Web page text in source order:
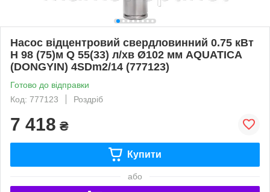
Насос відцентровий свердловинний 0.75 кВт
H 98 (75)м Q 55(33) л/хв Ø102 мм AQUATICA
(DONGYIN) 4SDm2/14 (777123)
Готово до відправки
Код: 777123
Роздріб
7 418 ₴
Купити
або